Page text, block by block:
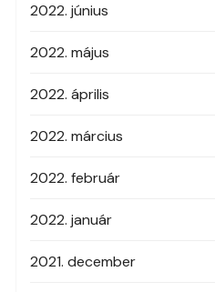
2022. június
2022. május
2022. április
2022. március
2022. február
2022. január
2021. december